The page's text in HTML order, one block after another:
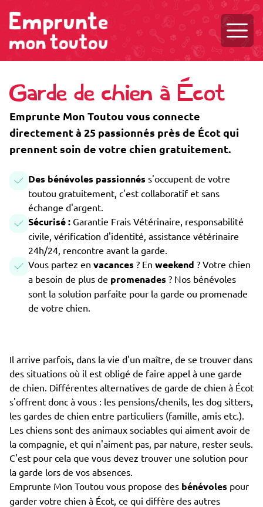
Garde de chien à Écot
Emprunte Mon Toutou vous connecte
directement à 25 passionnés près de Écot qui
prennent soin de votre chien gratuitement.
Des bénévoles passionnés s'occupent de votre
toutou gratuitement, c'est collaboratif et sans
échange d'argent.
Sécurisé : Garantie Frais Vétérinaire, responsabilité
civile, vérification d'identité, assistance vétérinaire
24h/24, rencontre avant la garde.
Vous partez en vacances ? En weekend ? Votre chien
a besoin de plus de promenades ? Nos bénévoles
sont la solution parfaite pour la garde ou promenade
de votre chien.
Il arrive parfois, dans la vie d'un maître, de se trouver dans
des situations où il est obligé de faire appel à une garde
de chien. Différentes alternatives de garde de chien à Écot
s'offrent donc à vous : les pensions/chenils, les dog sitters,
les gardes de chien entre particuliers (famille, amis etc.).
Les chiens sont des animaux sociables qui aiment avoir de
la compagnie, et qui n'aiment pas, par nature, rester seuls.
C'est pour cela que vous devez trouver une solution pour
la garde lors de vos absences.
Emprunte Mon Toutou vous propose des bénévoles pour
garder votre chien à Écot, ce qui diffère des autres